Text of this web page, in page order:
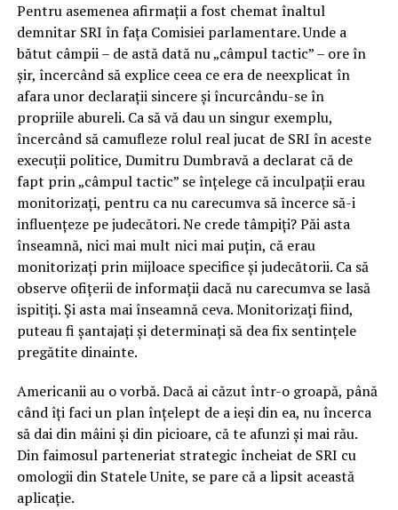
Pentru asemenea afirmații a fost chemat înaltul
demnitar SRI în fața Comisiei parlamentare. Unde a
bătut câmpii – de astă dată nu „câmpul tactic” – ore în
șir, încercând să explice ceea ce era de neexplicat în
afara unor declarații sincere și încurcându-se în
propriile abureli. Ca să vă dau un singur exemplu,
încercând să camufleze rolul real jucat de SRI în aceste
execuții politice, Dumitru Dumbravă a declarat că de
fapt prin „câmpul tactic” se înțelege că inculpații erau
monitorizați, pentru ca nu carecumva să încerce să-i
influențeze pe judecători. Ne crede tâmpiți? Păi asta
înseamnă, nici mai mult nici mai puțin, că erau
monitorizați prin mijloace specifice și judecătorii. Ca să
observe ofițerii de informații dacă nu carecumva se lasă
ispitiți. Și asta mai înseamnă ceva. Monitorizați fiind,
puteau fi șantajați și determinați să dea fix sentințele
pregătite dinainte.
Americanii au o vorbă. Dacă ai căzut într-o groapă, până
când îți faci un plan înțelept de a ieși din ea, nu încerca
să dai din mâini și din picioare, că te afunzi și mai rău.
Din faimosul parteneriat strategic încheiat de SRI cu
omologii din Statele Unite, se pare că a lipsit această
aplicație.